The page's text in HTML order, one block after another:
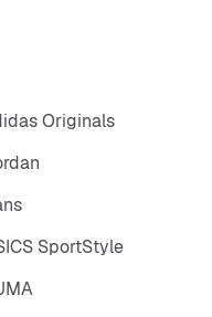
Schriftzug
Originals
SportStyle